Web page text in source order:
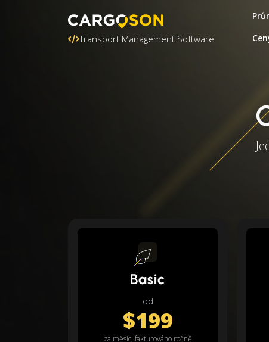
Transport Management Software
Basic
od
$199
za měsíc, fakturováno ročně